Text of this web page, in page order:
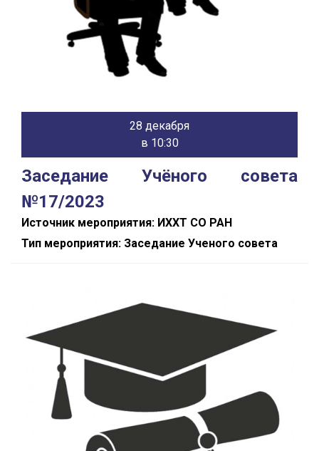
28 декабря
в 10:30
Заседание Учёного совета
№17/2023
Источник мероприятия: ИХХТ СО РАН
Тип мероприятия: Заседание Ученого совета